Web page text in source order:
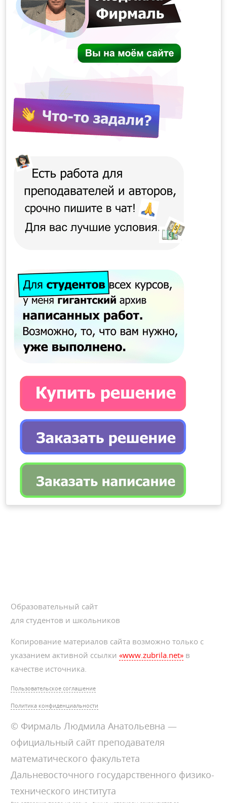
Образовательный сайт
для студентов и школьников
Копирование материалов сайта возможно только с
указанием активной ссылки«www.zubrila.net» в
качестве источника.
Пользовательское соглашение
Политика конфиденциальности
© Фирмаль Людмила Анатольевна —
официальный сайт преподавателя
математического факультета
Дальневосточного государственного физико-
технического института